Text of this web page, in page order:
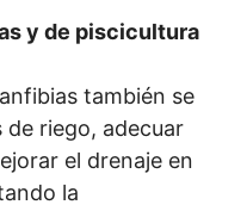
y de piscicultura
también se
de riego, adecuar
el drenaje en
la